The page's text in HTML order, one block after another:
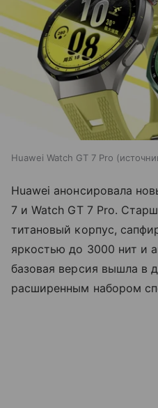
Huawei Watch GT 7 Pro
Huawei анонсировала
7 и Watch GT 7 Pro.
титановый корпус,
яркостью до 3000 нит и
базовая версия вышла в
расширенным набором